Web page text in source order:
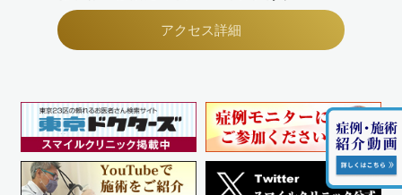
アクセス詳細